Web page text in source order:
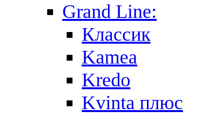
Grand Line:
Классик
Kamea
Kredo
Kvinta плюс